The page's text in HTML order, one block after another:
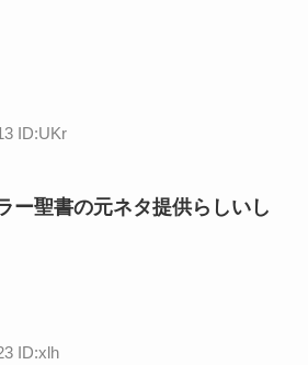
ID:UKr
ー聖書の元ネタ提供らしいし
ID:xlh